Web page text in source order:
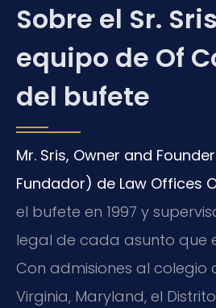
Sobre el Sr.
equipo de Of
del bufete
Mr. Sris, Owner and
Fundador) de Law Offices
el bufete en 1997 y
legal de cada asunto que
Con admisiones al
Virginia, Maryland, el